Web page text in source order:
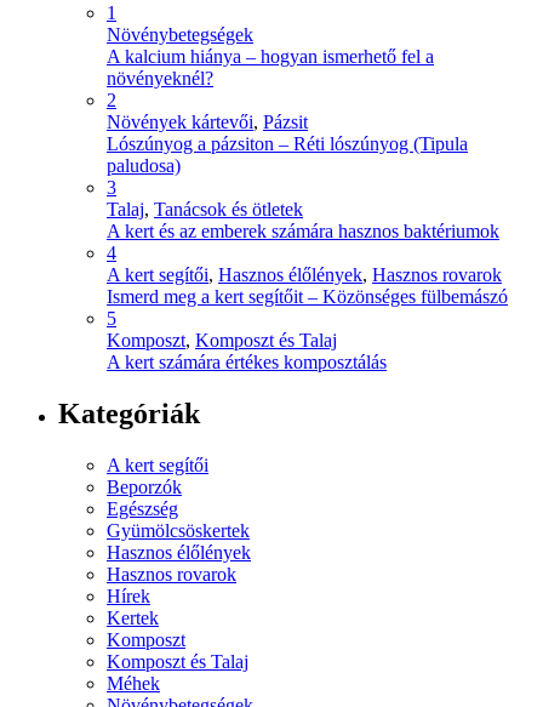
1
Növénybetegségek
A kalcium hiánya – hogyan ismerhető fel a
növényeknél?
2
Növények kártevői, Pázsit
Lószúnyog a pázsiton – Réti lószúnyog (Tipula
paludosa)
3
Talaj, Tanácsok és ötletek
A kert és az emberek számára hasznos baktériumok
4
A kert segítői, Hasznos élőlények, Hasznos rovarok
Ismerd meg a kert segítőit – Közönséges fülbemászó
5
Komposzt, Komposzt és Talaj
A kert számára értékes komposztálás
Kategóriák
A kert segítői
Beporzók
Egészség
Gyümölcsöskertek
Hasznos élőlények
Hasznos rovarok
Hírek
Kertek
Komposzt
Komposzt és Talaj
Méhek